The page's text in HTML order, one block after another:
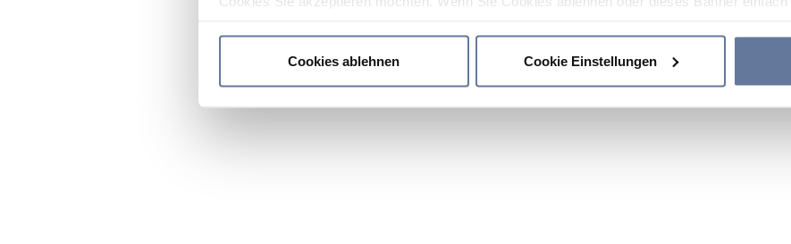
Cookies ablehnen
Cookie Einstellungen